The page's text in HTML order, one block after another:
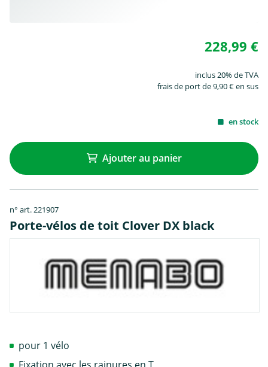
228,99 €
inclus 20% de TVA
frais de port de 9,90 € en sus
en stock
Ajouter au panier
n° art. 221907
Porte-vélos de toit Clover DX black
pour 1 vélo